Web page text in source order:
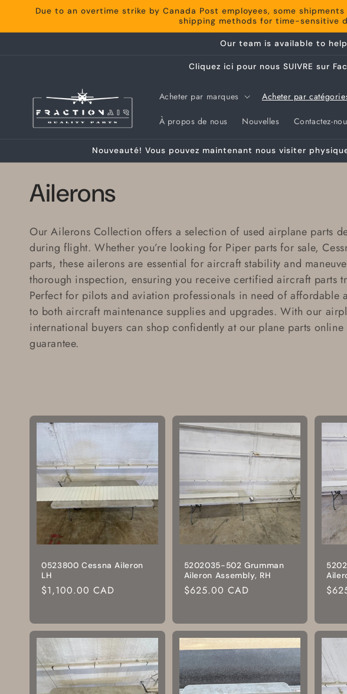
passer
contenu
Due to an overtime strike by Canada Post employees, some
shipping methods for time-sensitive
Our team is available to
Cliquez ici pour nous SUIVRE sur
Acheter par marques Acheter par
À propos de nous Nouvelles Contactez-
Nouveauté! Vous pouvez maintenant nous visiter
C
o
l
l
e
c
i
n
Ailerons
Our Ailerons Collection offers a selection of used airplane parts
during flight. Whether you’re looking for Piper parts for sale,
parts, these ailerons are essential for aircraft stability and
thorough inspection, ensuring you receivecertified aircraft parts
Perfect for pilots and aviation professionals in need ofaffordable
to both aircraft maintenance supplies and upgrades. With our
international buyers can shop confidently at our plane parts online
guarantee.
0523800 Cessna Aileron
LH
Prix
$1,100.00 CAD
5202035-502 Grumman
Aileron Assembly, RH
Prix
$625.00 CAD
Prix